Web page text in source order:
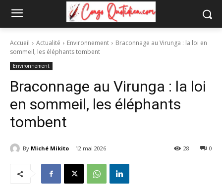
Accueil Actualité Environnement
Braconnage au Virunga : la loi en
sommeil, les éléphants tombent
Environnement
Braconnage au Virunga : la loi
en sommeil, les éléphants
tombent
By Miché Mikito 12 mai 2026 0
28